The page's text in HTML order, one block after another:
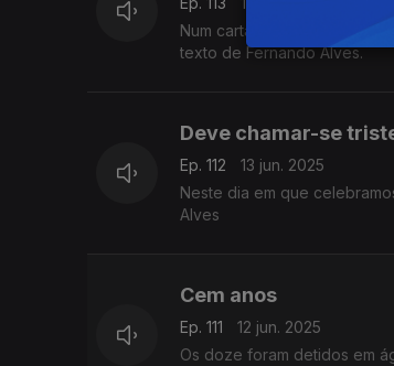
Num cartaz virado a quem
texto de Fernando Alves.
Deve chamar-se
Ep. 112
13 jun. 2025
Neste dia em que
Alves
Cem anos
Ep. 111
12 jun. 2025
Os doze foram detidos em